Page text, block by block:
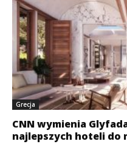
Grecja
CNN wymienia
najlepszych hoteli do